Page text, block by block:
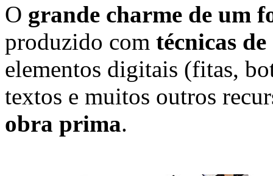
O grande charme de um
produzido com técnicas
elementos digitais (fitas,
textos e muitos outros
obra prima.